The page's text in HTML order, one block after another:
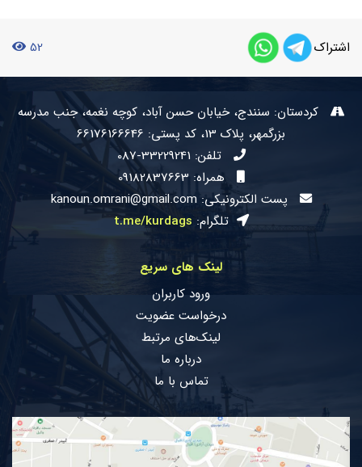
اشتراک 52
کردستان: سنندج، خیابان حسن آباد، کوچه نغمه، جنب مدرسه
بزرگمهر، پلاک 13، کد پستی: 66176166646
تلفن: 087-33229241
همراه: 09182837663
پست الکترونیکی: kanoun.omrani@gmail.com
تلگرام: t.me/kurdags
لینک های سریع
ورود کاربران
درخواست عضویت
لینک‌های مرتبط
درباره ما
تماس با ما